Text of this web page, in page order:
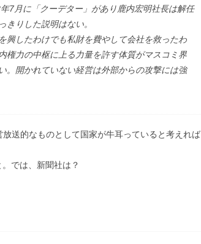
7月に「クーデター」があり鹿内宏明社長は解任
きりした説明はない。
興したわけでも私財を費やして会社を救ったわ
権力の中枢に上る力量を許す体質がマスコミ界
。開かれていない経営は外部からの攻撃には強
送的なものとして国家が牛耳っていると考えれば
では、新聞社は？